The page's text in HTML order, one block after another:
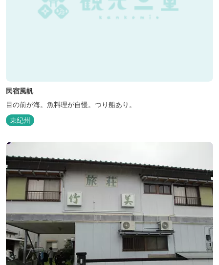
民宿風帆
目の前が海。魚料理が自慢。つり船あり。
東紀州